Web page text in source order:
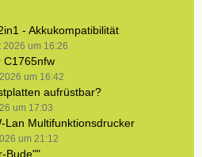
- Akkukompatibilität
2026 um 16:26
C1765nfw
um 16:42
aufrüstbar?
um 17:03
Lan Multifunktionsdrucker
um 21:12
Bude""